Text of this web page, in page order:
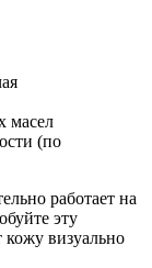
масел
(по
работает на
эту
кожу визуально